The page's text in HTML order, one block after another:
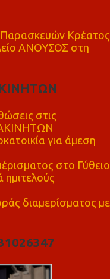
Κρέατος
ΑΝΟΥΣΟΣ στη
στις
ΑΚΙΝΗΤΩΝ
για άμεση
στο Γύθειο
ημιτελούς
διαμερίσματος με